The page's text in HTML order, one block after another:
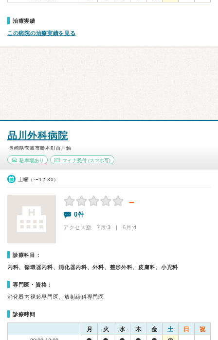
治療実績
この病院の治療実績を見る
品川外科病院
長崎県壱岐市勝本町西戸触
駐車場あり マイナ受付(スマホ可)
土曜（〜12:30）
－
0件
アクセス数 7月:3 | 6月:4
診療科目：
内科、循環器内科、消化器内科、外科、整形外科、皮膚科、小児科
専門医・資格：
消化器内視鏡専門医、放射線科専門医
診療時間
月 火 水 木 金 土 日 祝